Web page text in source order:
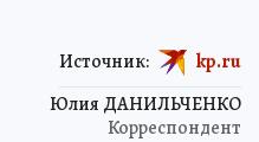
Юлия ДАНИЛЬЧЕНКО
Корреспондент
Источник: kp.ru